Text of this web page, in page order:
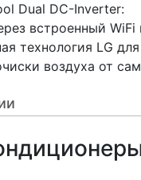
Dual DC-Inverter:
встроенный WiFi
технология LG
воздуха от